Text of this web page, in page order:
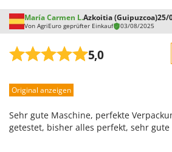
María Carmen L.Azkoitia (Guipuzcoa)25/
Von AgriEuro geprüfter Einkauf 03/08/2025
5,0
Leistung
Qualität / Preis
Original anzeigen
Sehr gute Maschine, perfekte
getestet, bisher alles perfekt, sehr